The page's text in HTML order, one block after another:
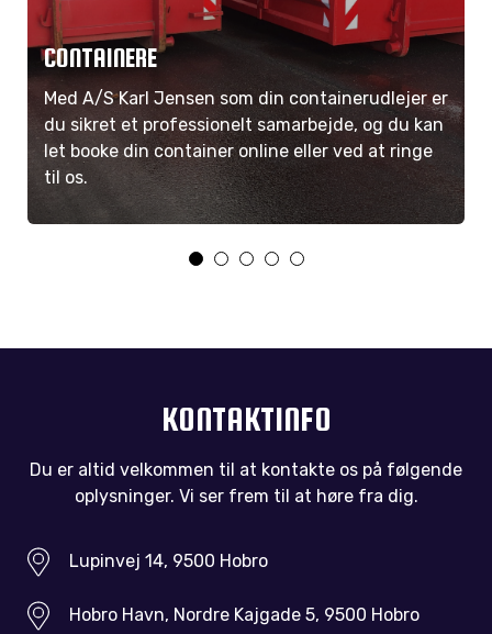
CONTAINERE
Med A/S Karl Jensen som din containerudlejer er
du sikret et professionelt samarbejde, og du kan
let booke din container online eller ved at ringe
til os.
KONTAKTINFO
Du er altid velkommen til at kontakte os på følgende
oplysninger. Vi ser frem til at høre fra dig.
Lupinvej 14, 9500 Hobro
Hobro Havn, Nordre Kajgade 5, 9500 Hobro